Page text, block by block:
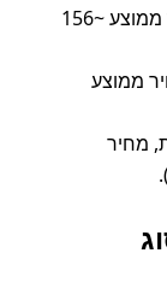
רכבת: זמן ממוצע 4.5 שעות, מחיר ממוצע ~156
שעות, מחיר ממוצע
ממוצע 4.6 שעות, מחיר